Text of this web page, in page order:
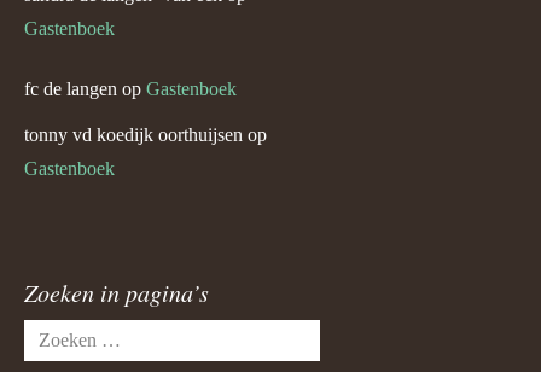
Gastenboek
fc de langen op Gastenboek
tonny vd koedijk oorthuijsen op
Gastenboek
Zoeken in pagina’s
Zoeken
naar: